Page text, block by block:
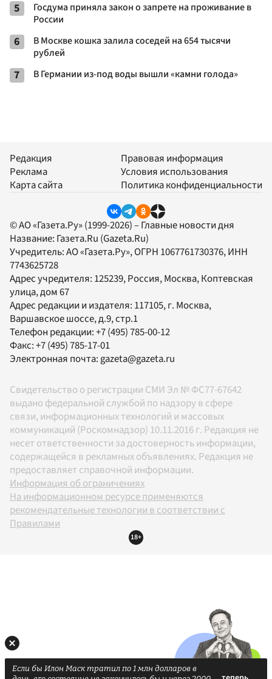
5
Госдума приняла закон о запрете на проживание в
России
6
В Москве кошка залила соседей на 654 тысячи
рублей
7 В Германии из-под воды вышли «камни голода»
Редакция
Реклама
Карта сайта
Правовая информация
Условия использования
Политика конфиденциальности
© АО «Газета.Ру» (1999-2026) – Главные новости дня
Название: Газета.Ru (Gazeta.Ru)
Учредитель:АО «Газета.Ру», ОГРН 1067761730376, ИНН
7743625728
Адрес учредителя: 125239, Россия, Москва, Коптевская
улица, дом 67
Адрес редакции и издателя: 117105, г. Москва,
Варшавское шоссе, д.9, стр.1
Телефон редакции:+7 (495) 785-00-12
Факс:+7 (495) 785-17-01
Электронная почта:gazeta@gazeta.ru
Свидетельство о регистрации СМИ Эл № ФС77-67642
выдано федеральной службой по надзору в сфере
связи, информационных технологий и массовых
коммуникаций (Роскомнадзор) 10.11.2016 г. Редакция не
несет ответственности за достоверность информации,
содержащейся в рекламных объявлениях. Редакция не
предоставляет справочной информации.
Информация об ограничениях
На информационном ресурсе применяются
рекомендательные технологии в соответствии с
Правилами
18+
Если бы Илон Маск тратил по 1 млн долларов в